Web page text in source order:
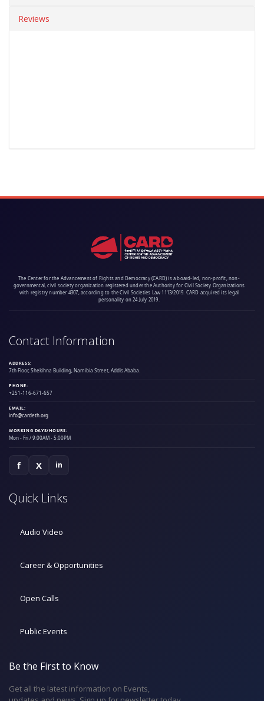
Reviews
The Center for the Advancement of Rights and Democracy (CARD) is a board-led, non-profit, non-
governmental, civil society organization registered under the Authority for Civil Society Organizations
with registry number 4307, according to the Civil Societies Law 1113/2019. CARD acquired its legal
personality on 24 July 2019.
Contact Information
ADDRESS:
7th Floor, Shekihna Building, Namibia Street, Addis Ababa.
PHONE:
+251-116-671-657
EMAIL:
info@cardeth.org
WORKING DAYS/HOURS:
Mon - Fri / 9:00AM - 5:00PM
f X in
Quick Links
Audio Video
Career & Opportunities
Open Calls
Public Events
Be the First to Know
Get all the latest information on Events,